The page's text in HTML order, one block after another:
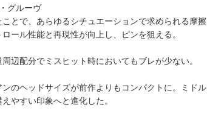
グルーヴ
とで、あらゆるシチュエーションで求められる摩擦
ール性能と再現性が向上し、ピンを狙える。
辺配分でミスヒット時においてもブレが少ない。
のヘッドサイズが前作よりもコンパクトに。ミドル
やすい印象へと進化した。